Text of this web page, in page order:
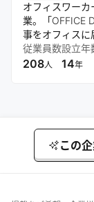
オフィスワー
業。「OFFICE
事をオフィスに
ョンを展開。さ
通じて、都市生
従業員数
208人
設立年
14年
この